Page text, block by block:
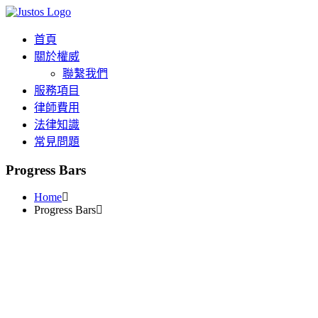
首頁
關於權威
聯繫我們
服務項目
律師費用
法律知識
常見問題
Progress Bars
Home
Progress Bars